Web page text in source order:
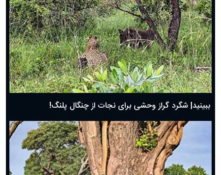
ببینید| شگرد گراز وحشی برای نجات از چنگال پلنگ!